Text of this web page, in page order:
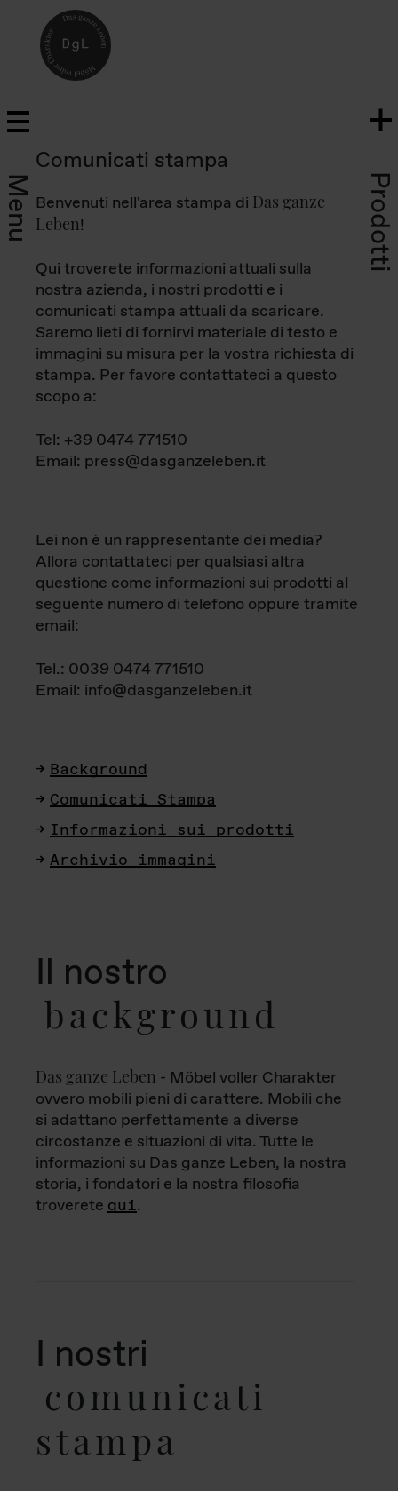
Menu Prodotti
Comunicati stampa
Benvenuti nell'area stampa di Das ganze
Leben!
Qui troverete informazioni attuali sulla
nostra azienda, i nostri prodotti e i
comunicati stampa attuali da scaricare.
Saremo lieti di fornirvi materiale di testo e
immagini su misura per la vostra richiesta di
stampa. Per favore contattateci a questo
scopo a:
Tel: +39 0474 771510
Email: press@dasganzeleben.it
Lei non è un rappresentante dei media?
Allora contattateci per qualsiasi altra
questione come informazioni sui prodotti al
seguente numero di telefono oppure tramite
email:
Tel.: 0039 0474 771510
Email: info@dasganzeleben.it
Background
Comunicati Stampa
Informazioni sui prodotti
Archivio immagini
Il nostro
background
Das ganze Leben - Möbel voller Charakter
ovvero mobili pieni di carattere. Mobili che
si adattano perfettamente a diverse
circostanze e situazioni di vita. Tutte le
informazioni su Das ganze Leben, la nostra
storia, i fondatori e la nostra filosofia
troverete qui.
I nostri
comunicati
stampa